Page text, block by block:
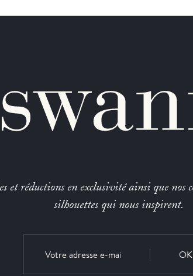
et réductions en exclusivité ainsi que nos
silhouettes qui nous inspirent.
OK